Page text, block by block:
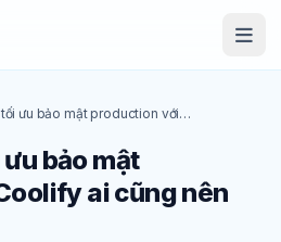
ưu bảo mật production với
bảo mật
ai cũng nên